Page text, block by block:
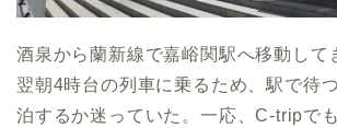
酒泉から蘭新線で嘉峪関駅へ移動して
翌朝4時台の列車に乗るため、駅で待
泊するか迷っていた。一応、C-tripで